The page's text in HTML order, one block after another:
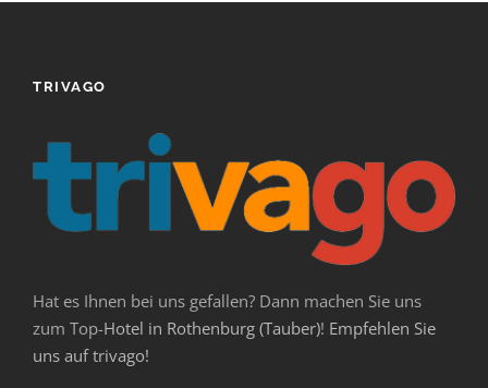
TRIVAGO
Hat es Ihnen bei uns gefallen? Dann machen Sie uns
zum Top-Hotel in Rothenburg (Tauber)! Empfehlen Sie
uns auf trivago!